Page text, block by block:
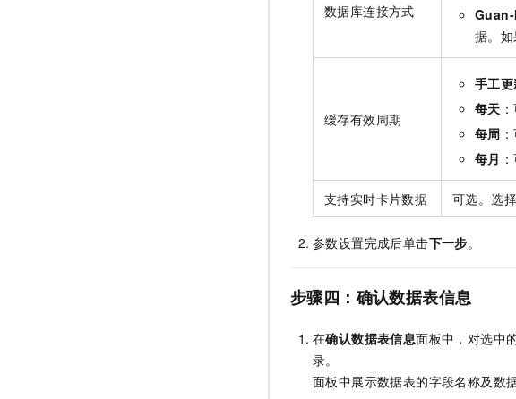
数据库连接方式
据。
缓存有效周期
手工
每天
每周
每月
支持实时卡片数据 可选。选
参数设置完成后单击下一步。
步骤四：确认数据表信息
在确认数据表信息面板中，对选中
录。
面板中展示数据表的字段名称及数